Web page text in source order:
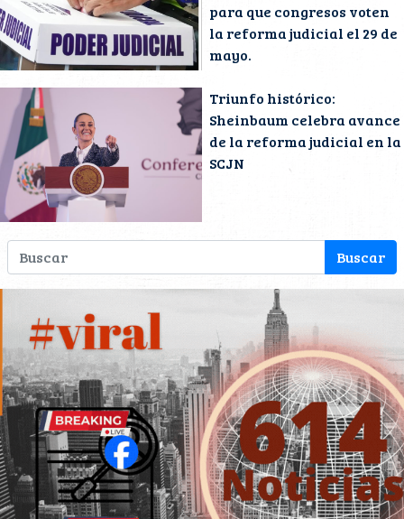
para que congresos voten
la reforma judicial el 29 de
mayo.
Triunfo histórico:
Sheinbaum celebra avance
de la reforma judicial en la
SCJN